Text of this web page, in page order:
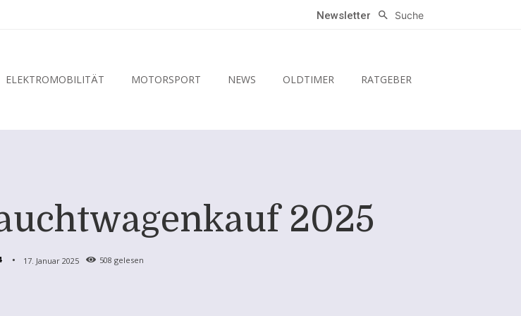
Newsletter Suche
ELEKTROMOBILITÄT MOTORSPORT NEWS OLDTIMER RATGEBER
2025
17. Januar 2025 508 gelesen